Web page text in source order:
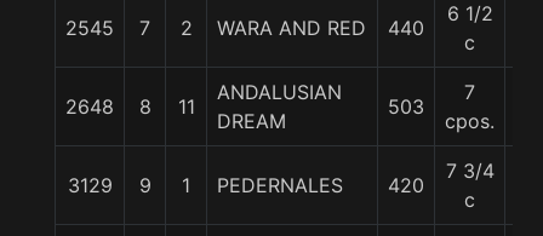
2545 7 2 WARA AND RED 440
6 1/2
c
2648 8 11
ANDALUSIAN
DREAM
503
7
cpos.
3129 9 1 PEDERNALES 420
7 3/4
c